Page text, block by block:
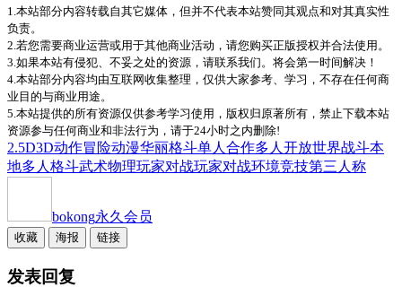
1.本站部分内容转载自其它媒体，但并不代表本站赞同其观点和对其真实性
负责。
2.若您需要商业运营或用于其他商业活动，请您购买正版授权并合法使用。
3.如果本站有侵犯、不妥之处的资源，请联系我们。将会第一时间解决！
4.本站部分内容均由互联网收集整理，仅供大家参考、学习，不存在任何商
业目的与商业用途。
5.本站提供的所有资源仅供参考学习使用，版权归原著所有，禁止下载本站
资源参与任何商业和非法行为，请于24小时之内删除!
2.5D3D动作冒险动漫华丽格斗单人 合作多人 开放世界战斗本
地多人 格斗武术物理玩家对战玩家对战环境竞技第三人称
bokong永久会员
收藏 海报 链接
发表回复